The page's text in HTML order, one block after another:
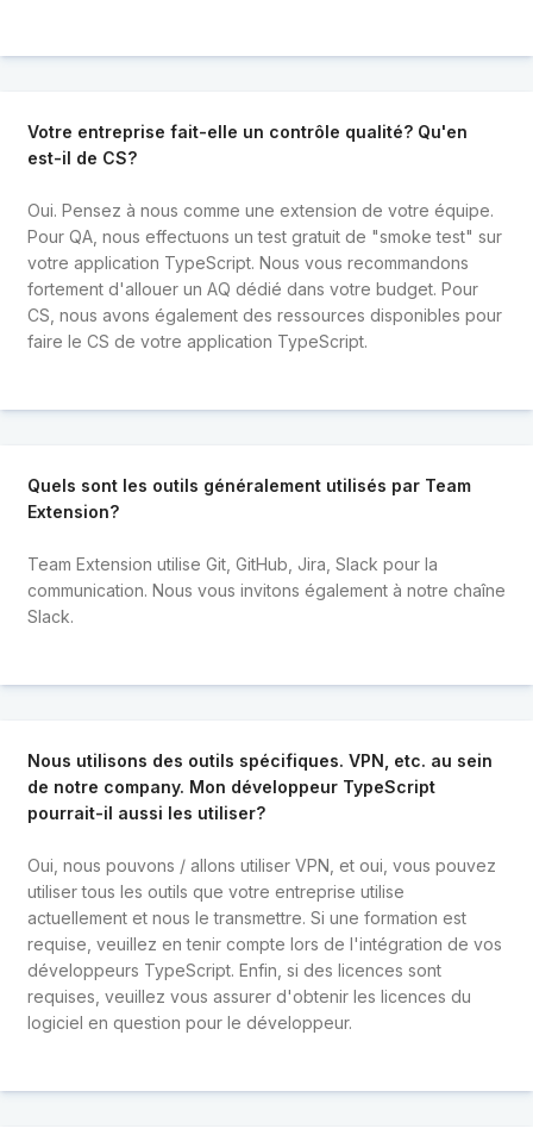
Votre entreprise fait-elle un contrôle qualité? Qu'en
est-il de CS?
Oui. Pensez à nous comme une extension de votre équipe.
Pour QA, nous effectuons un test gratuit de "smoke test" sur
votre application TypeScript. Nous vous recommandons
fortement d'allouer un AQ dédié dans votre budget. Pour
CS, nous avons également des ressources disponibles pour
faire le CS de votre application TypeScript.
Quels sont les outils généralement utilisés par Team
Extension?
Team Extension utilise Git, GitHub, Jira, Slack pour la
communication. Nous vous invitons également à notre chaîne
Slack.
Nous utilisons des outils spécifiques. VPN, etc. au sein
de notre company. Mon développeur TypeScript
pourrait-il aussi les utiliser?
Oui, nous pouvons / allons utiliser VPN, et oui, vous pouvez
utiliser tous les outils que votre entreprise utilise
actuellement et nous le transmettre. Si une formation est
requise, veuillez en tenir compte lors de l'intégration de vos
développeurs TypeScript. Enfin, si des licences sont
requises, veuillez vous assurer d'obtenir les licences du
logiciel en question pour le développeur.